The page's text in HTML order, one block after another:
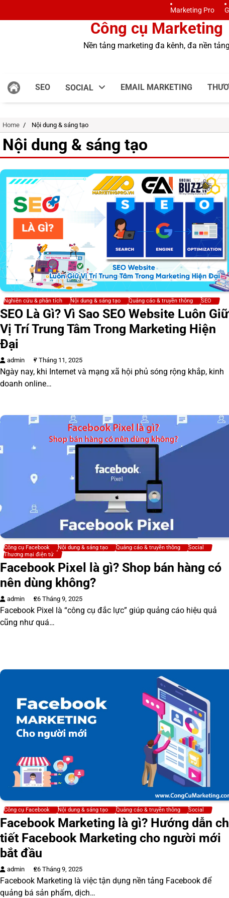
Marketing Pro
Công cụ Marketing
Nền tảng marketing đa kênh, đa nền tảng
SEO SOCIAL EMAIL MARKETING
Home Nội dung & sáng tạo
Nội dung & sáng tạo
Nghiên cứu & phân tích Nội dung & sáng tạo Quảng cáo & truyền thông SEO
SEO Là Gì? Vì Sao SEO Website Luôn Giữ
Vị Trí Trung Tâm Trong Marketing Hiện
Đại
admin 7 Tháng 11, 2025
Ngày nay, khi Internet và mạng xã hội phủ sóng rộng khắp, kinh
doanh online…
Công cụ Facebook Nội dung & sáng tạo Quảng cáo & truyền thông
Social
Thương mại điện tử
Facebook Pixel là gì? Shop bán hàng có
nên dùng không?
admin 26 Tháng 9, 2025
Facebook Pixel là “công cụ đắc lực” giúp quảng cáo hiệu quả
cũng như quá…
Công cụ Facebook Nội dung & sáng tạo Quảng cáo & truyền thông Social
Facebook Marketing là gì? Hướng dẫn
tiết Facebook Marketing cho người mới
bắt đầu
admin 26 Tháng 9, 2025
Facebook Marketing là việc tận dụng nền tảng Facebook để
quảng bá sản phẩm, dịch…